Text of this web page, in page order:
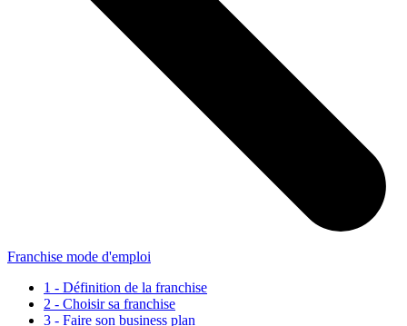
Franchise mode d'emploi
1 - Définition de la franchise
2 - Choisir sa franchise
3 - Faire son business plan